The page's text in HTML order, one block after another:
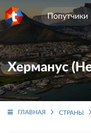
Попутчики
Херманус
ГЛАВНАЯ СТРАНЫ